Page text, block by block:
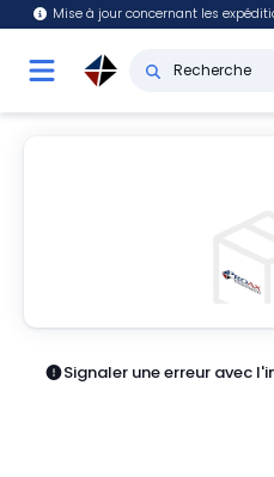
Mise à jour concernant les
Signaler une erreur avec